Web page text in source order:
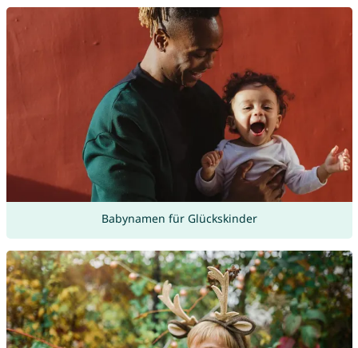
Babynamen für Glückskinder